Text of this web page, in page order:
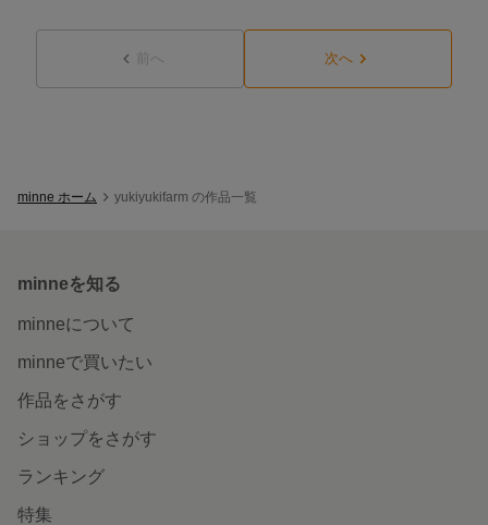
前へ 次へ
minne ホーム yukiyukifarm の作品一覧
minneを知る
minneについて
minneで買いたい
作品をさがす
ショップをさがす
ランキング
特集